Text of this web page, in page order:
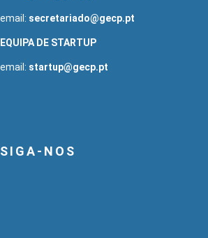
email: secretariado@gecp.pt
EQUIPA DE STARTUP
email: startup@gecp.pt
SIGA-NOS